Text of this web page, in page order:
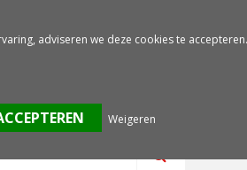
adviseren we deze cookies te
Weigeren